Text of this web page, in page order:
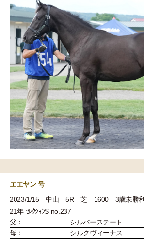
エエヤン 号
2023/1/15 中山 5R 芝 1600 3歳未勝利
21年 ｾﾚｸｼｮﾝS no.237
父：
シルバーステート
母：
シルクヴィーナス